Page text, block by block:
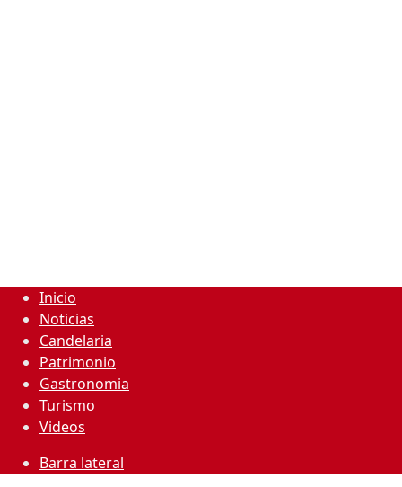
Inicio
Noticias
Candelaria
Patrimonio
Gastronomia
Turismo
Videos
Barra lateral